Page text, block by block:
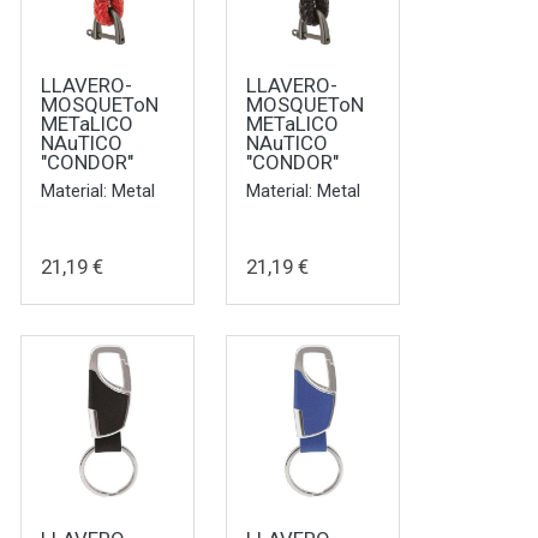
LLAVERO-
MOSQUEToN
METaLICO
NAuTICO
"CONDOR"
Material: Metal
21,19 €
LLAVERO-
MOSQUEToN
METaLICO
NAuTICO
"CONDOR"
Material: Metal
21,19 €